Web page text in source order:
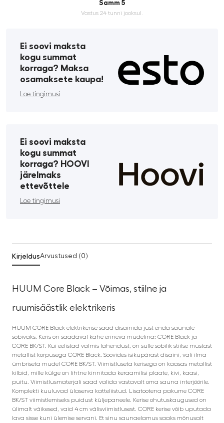
Samm 5
Vastus 24 tunni jooksul.
Ei soovi maksta
kogu summat
korraga? Maksa
osamaksete kaupa!
Loe tingimusi
Ei soovi maksta
kogu summat
korraga? HOOVI
järelmaks
ettevõttele
Loe tingimusi
KirjeldusArvustused (0)
HUUM Core Black – Võimas, stiilne ja
ruumisäästlik elektrikeris
HUUM CORE Black elektrikerise saad disainida just enda saunale
sobivaks. Keris on saadaval kahe erineva mudelina: CORE Black ja
CORE BK/ST. Kui eelistad valmis lahendust, on sulle sobilik stiilse mustast
metallist korpusega CORE Black. Soovides isikupärast disaini, vali ilma
ümbriseta mudel CORE BK/ST. Viimistluseta kerisega on kaasas metallist
kilbid, mille külge on lihtne kinnitada keraamilisi plaate, kivi, kaasi,
puitu. Viimistlusmaterjali saad valida vastavalt oma sauna interjöörile.
Komplekti kuuluvad ülaserva katteliistud. Lisatootena pakume CORE
BK/ST viimistlemiseks puidust küljepaneele. Kerise ohutuskaugused on
ülimalt väikesed, vaid 4 cm välisviimistlusest. CORE kerise võib uputada
lava sisse kuni ülemise servani. Et sinu saunaelamus saaks mõnusalt